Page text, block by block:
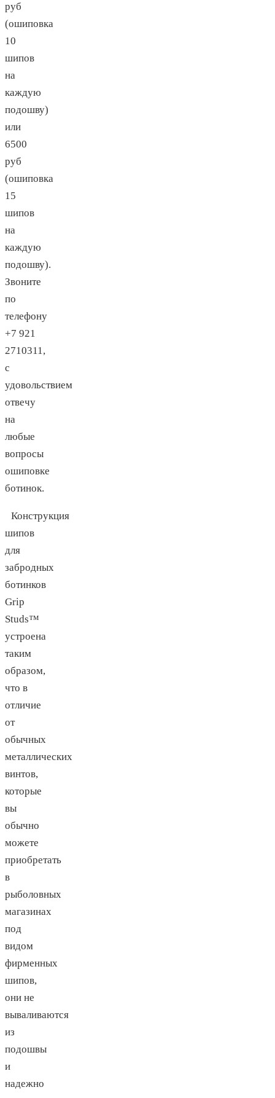
руб
(ошиповка
10
шипов
на
каждую
подошву)
или
6500
руб
(ошиповка
15
шипов
на
каждую
подошву).
Звоните
по
телефону
+7 921
2710311,
с
удовольствием
отвечу
на
любые
вопросы
ошиповке
ботинок.
Конструкция
шипов
для
забродных
ботинков
Grip
Studs™
устроена
таким
образом,
что в
отличие
от
обычных
металлических
винтов,
которые
вы
обычно
можете
приобретать
в
рыболовных
магазинах
под
видом
фирменных
шипов,
они не
вываливаются
из
подошвы
и
надежно